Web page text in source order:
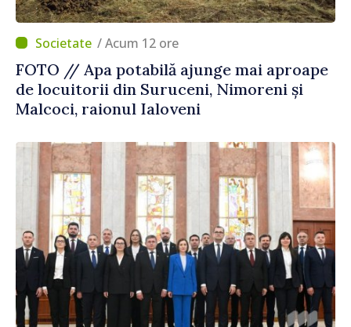
/ Acum 12 ore
FOTO // Apa potabilă ajunge mai aproape
de locuitorii din Suruceni, Nimoreni și
Malcoci, raionul Ialoveni